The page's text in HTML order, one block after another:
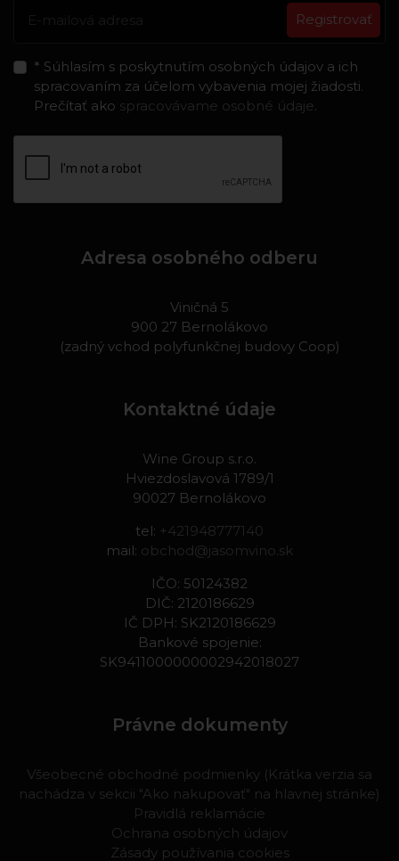
Registrovať
* Súhlasím s poskytnutím osobných údajov a ich
spracovaním za účelom vybavenia mojej žiadosti.
Prečítať ako spracovávame osobné údaje.
Adresa osobného odberu
Viničná 5
900 27 Bernolákovo
(zadný vchod polyfunkčnej budovy Coop)
Kontaktné údaje
Wine Group s.r.o.
Hviezdoslavová 1789/1
90027 Bernolákovo
tel: +421948777140
mail: obchod@jasomvino.sk
IČO: 50124382
DIČ: 2120186629
IČ DPH: SK2120186629
Bankové spojenie:
SK9411000000002942018027
Právne dokumenty
Všeobecné obchodné podmienky (Krátka verzia sa
nachádza v sekcii "Ako nakupovať" na hlavnej stránke)
Pravidlá reklamácie
Ochrana osobných údajov
Zásady používania cookies